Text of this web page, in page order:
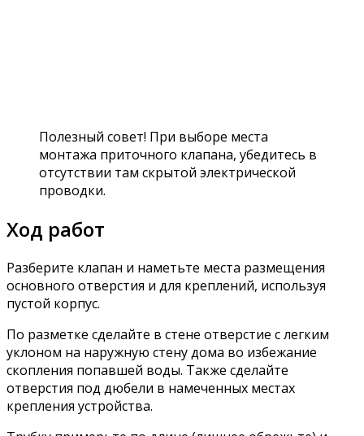
Полезный совет! При выборе места
монтажа приточного клапана, убедитесь в
отсутствии там скрытой электрической
проводки.
Ход работ
Разберите клапан и наметьте места размещения
основного отверстия и для креплений, используя
пустой корпус.
По разметке сделайте в стене отверстие с легким
уклоном на наружную стену дома во избежание
скопления попавшей воды. Также сделайте
отверстия под дюбели в намеченных местах
крепления устройства.